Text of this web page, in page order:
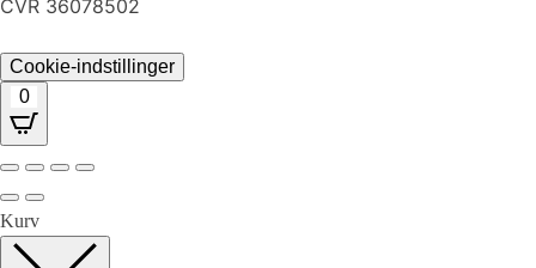
CVR 36078502
Cookie-indstillinger
0
Kurv